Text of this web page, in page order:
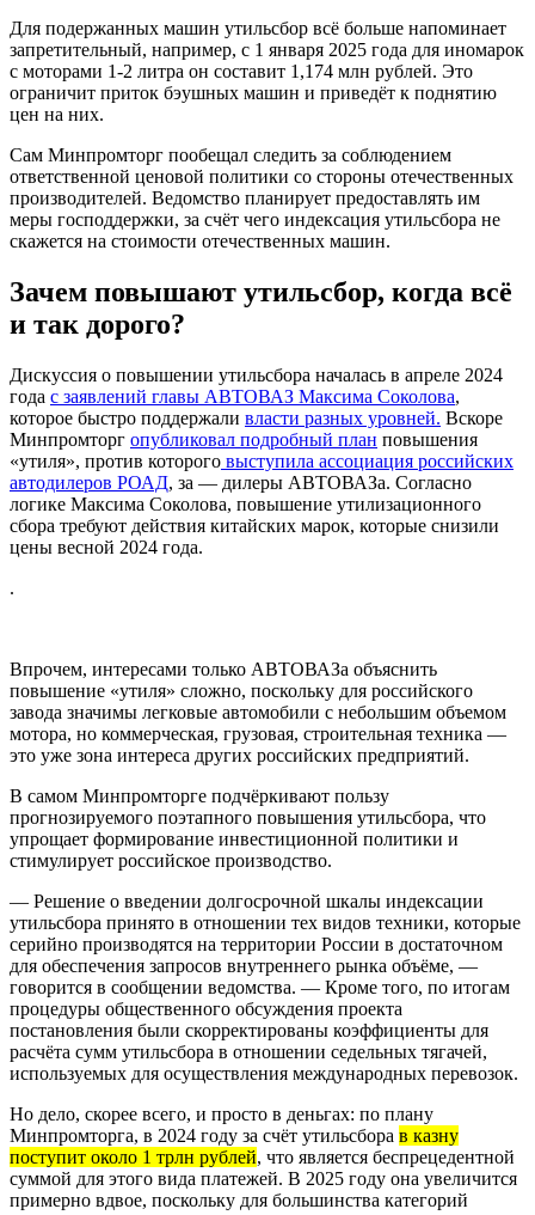
Для подержанных машин утильсбор всё больше напоминает
запретительный, например, с 1 января 2025 года для иномарок
с моторами 1-2 литра он составит 1,174 млн рублей. Это
ограничит приток бэушных машин и приведёт к поднятию
цен на них.
Сам Минпромторг пообещал следить за соблюдением
ответственной ценовой политики со стороны отечественных
производителей. Ведомство планирует предоставлять им
меры господдержки, за счёт чего индексация утильсбора не
скажется на стоимости отечественных машин.
Зачем повышают утильсбор, когда всё
и так дорого?
Дискуссия о повышении утильсбора началась в апреле 2024
года с заявлений главы АВТОВАЗ Максима Соколова,
которое быстро поддержали власти разных уровней. Вскоре
Минпромторг опубликовал подробный план повышения
«утиля», против которого выступила ассоциация российских
автодилеров РОАД, за — дилеры АВТОВАЗа. Согласно
логике Максима Соколова, повышение утилизационного
сбора требуют действия китайских марок, которые снизили
цены весной 2024 года.
.
Впрочем, интересами только АВТОВАЗа объяснить
повышение «утиля» сложно, поскольку для российского
завода значимы легковые автомобили с небольшим объемом
мотора, но коммерческая, грузовая, строительная техника —
это уже зона интереса других российских предприятий.
В самом Минпромторге подчёркивают пользу
прогнозируемого поэтапного повышения утильсбора, что
упрощает формирование инвестиционной политики и
стимулирует российское производство.
— Решение о введении долгосрочной шкалы индексации
утильсбора принято в отношении тех видов техники, которые
серийно производятся на территории России в достаточном
для обеспечения запросов внутреннего рынка объёме, —
говорится в сообщении ведомства. — Кроме того, по итогам
процедуры общественного обсуждения проекта
постановления были скорректированы коэффициенты для
расчёта сумм утильсбора в отношении седельных тягачей,
используемых для осуществления международных перевозок.
Но дело, скорее всего, и просто в деньгах: по плану
Минпромторга, в 2024 году за счёт утильсбора в казну
поступит около 1 трлн рублей, что является беспрецедентной
суммой для этого вида платежей. В 2025 году она увеличится
примерно вдвое, поскольку для большинства категорий